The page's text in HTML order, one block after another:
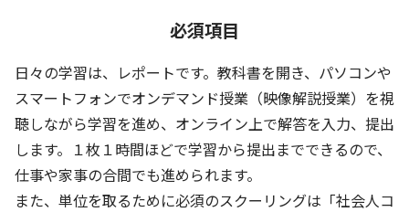
必須項目
日々の学習は、レポートです。教科書を開き、パソコンや
スマートフォンでオンデマンド授業（映像解説授業）を視
聴しながら学習を進め、オンライン上で解答を入力、提出
します。１枚１時間ほどで学習から提出までできるので、
仕事や家事の合間でも進められます。
また、単位を取るために必須のスクーリングは「社会人コ